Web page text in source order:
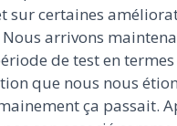
sur certaines
arrivons
de test en termes
que nous nous
ça passait.